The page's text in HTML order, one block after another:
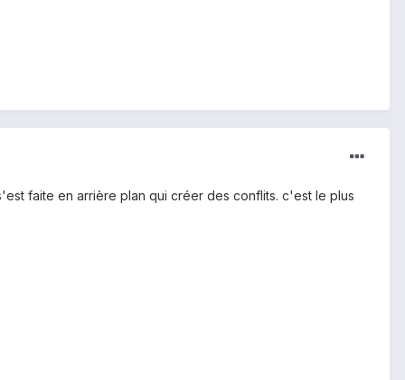
faite en arrière plan qui créer des conflits. c'est le plus